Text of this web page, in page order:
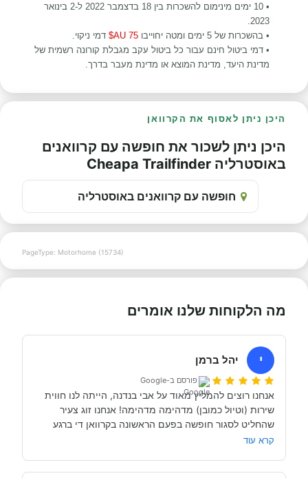
• 10 ימים מינימום להשכרות
בין 18 בדצמבר 2022 ל-2 בינואר
2023.
• בהשכרות של 5 ימים ומטה יחוייבו
75 AU$
דמי ניקוי.
• דמי ביטול חינם עבור כל ביטול עקב מגבלת קורונה רשמית של
מדינת היעד, מדינת המוצא או מדינת מעבר בדרך.
היכן ניתן לאסוף את הקרוואן
היכן ניתן לשכור את חופשה עם קרוואנים
באוסטרליה Cheapa Trailfinder
חופשה עם קרוואנים באוסטרליה
PageType: Motorhome (15734)
מה הלקוחות שלנו אומרים
י יהל ברמן
פורסם ב-Google
קרא עוד